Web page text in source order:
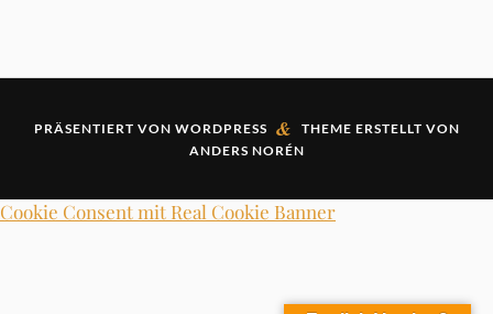
PRÄSENTIERT VON WORDPRESS &
THEME ERSTELLT VON
ANDERS NORÉN
Cookie Consent mit Real Cookie Banner